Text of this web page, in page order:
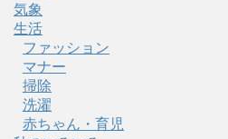
気象
生活
ファッション
マナー
掃除
洗濯
赤ちゃん・育児